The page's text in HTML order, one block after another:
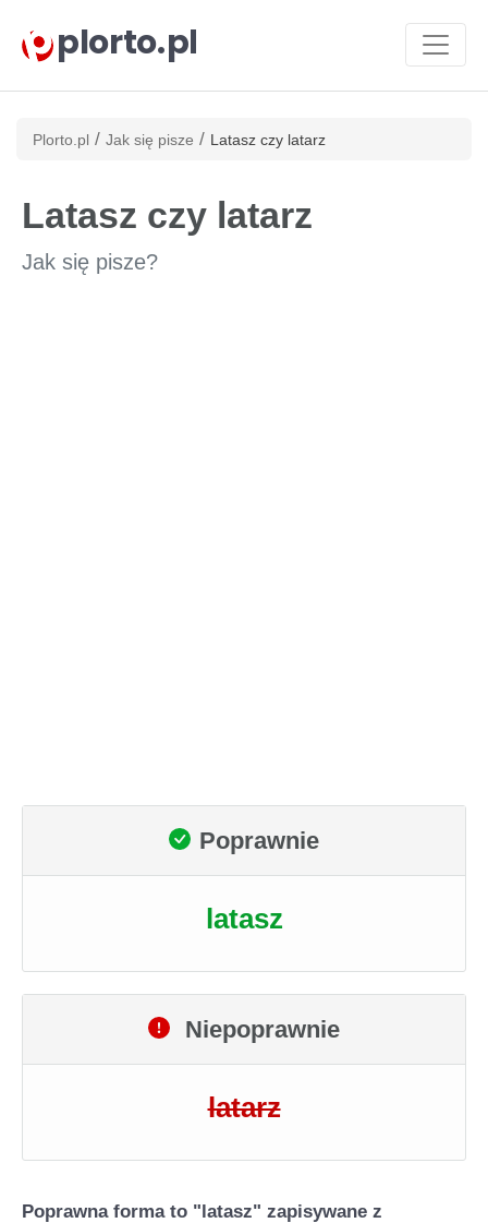
plorto.pl
Plorto.pl / Jak się pisze / Latasz czy latarz
Latasz czy latarz
Jak się pisze?
Poprawnie
latasz
Niepoprawnie
latarz
Poprawna forma to "latasz" zapisywane z